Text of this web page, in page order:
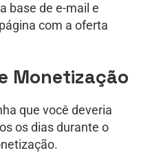
base de e-mail e
com a oferta
Monetização
que você deveria
os dias durante o